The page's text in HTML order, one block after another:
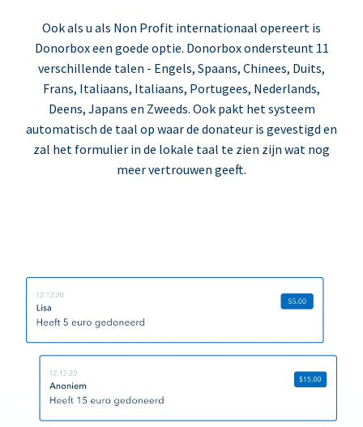
Ook als u als Non Profit internationaal opereert is
Donorbox een goede optie. Donorbox ondersteunt 11
verschillende talen - Engels, Spaans, Chinees, Duits,
Frans, Italiaans, Italiaans, Portugees, Nederlands,
Deens, Japans en Zweeds. Ook pakt het systeem
automatisch de taal op waar de donateur is gevestigd en
zal het formulier in de lokale taal te zien zijn wat nog
meer vertrouwen geeft.